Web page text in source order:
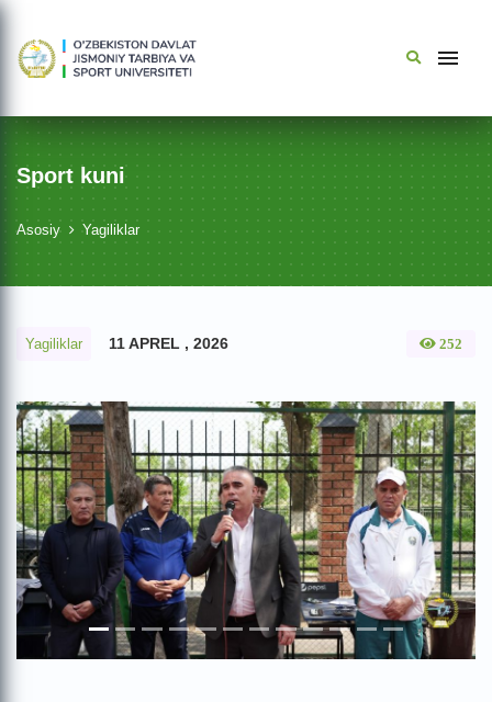
Sport kuni
Asosiy Yagiliklar
Yagiliklar 11 APREL , 2026 252